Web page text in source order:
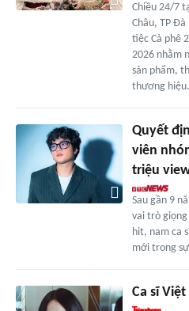
Chiều 24/7
Châu, TP
tiệc Cà phê
2026 nhằm
sản phẩm,
thương hiệu.
Quyết
viên
triệu
Sau gần 9
vai trò giọng
hit, nam ca
mới trong
Ca sĩ